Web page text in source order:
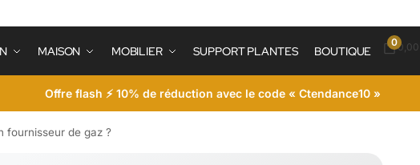
MAISON MOBILIER SUPPORT PLANTES BOUTIQUE
00,00
Offre flash ⚡ 10% de réduction avec le code « Ctendance10 »
fournisseur de gaz ?